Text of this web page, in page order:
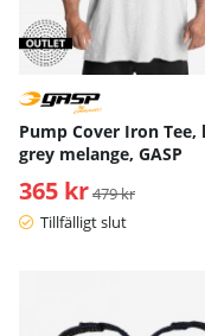
Pump Cover Iron Tee,
grey melange, GASP
365 kr Ordinarie pris:
479 kr
Tillfälligt slut